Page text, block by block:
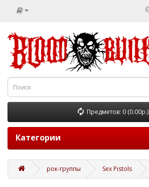
Предметов: 0 (0.00р.)
Категории
рок-группы Sex Pistols